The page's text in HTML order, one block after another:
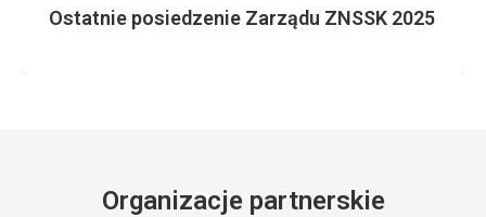
Ostatnie posiedzenie Zarządu ZNSSK 2025
Organizacje partnerskie